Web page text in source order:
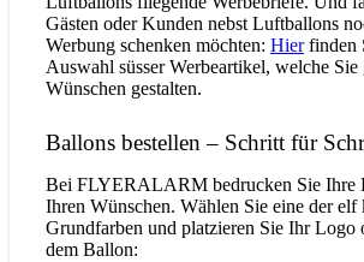
Gästen oder Kunden nebst Luftballons
Werbung schenken möchten: Hierfinden
Auswahl süsser Werbeartikel, welche Sie
Wünschen gestalten.
Ballons bestellen – Schritt für
Bei FLYERALARM bedrucken Sie Ihre
Ihren Wünschen. Wählen Sie eine der elf
Grundfarben und platzieren Sie Ihr Logo
dem Ballon: